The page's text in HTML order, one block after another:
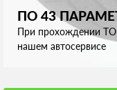
ПО 43
При прохождении ТО
нашем автосервисе